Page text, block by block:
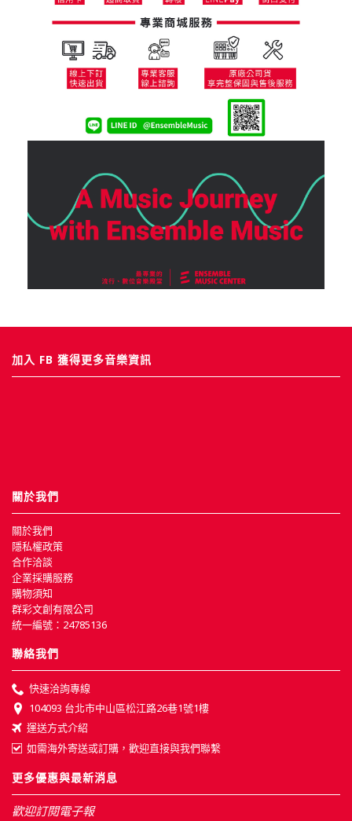
加入 FB 獲得更多音樂資訊
關於我們
關於我們
隱私權政策
合作洽談
企業採購服務
購物須知
群彩文創有限公司
統一編號：24785136
聯絡我們
快速洽詢專線
104093 台北市中山區松江路26巷1號1樓
運送方式介紹
如需海外寄送或訂購，歡迎直接與我們聯繫
更多優惠與最新消息
歡迎訂閱電子報